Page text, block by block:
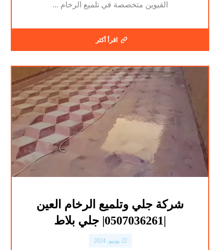
القيوين متخصصة في تلميع الرخام ...
اقرأ أكثر
شركة جلي وتلميع الرخام العين
22 يونيو، 2024